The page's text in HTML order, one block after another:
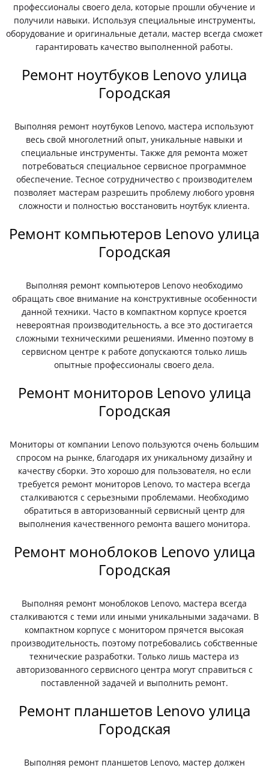
профессионалы своего дела, которые прошли обучение и
получили навыки. Используя специальные инструменты,
оборудование и оригинальные детали, мастер всегда сможет
гарантировать качество выполненной работы.
Ремонт ноутбуков Lenovo улица
Городская
Выполняя ремонт ноутбуков Lenovo, мастера используют
весь свой многолетний опыт, уникальные навыки и
специальные инструменты. Также для ремонта может
потребоваться специальное сервисное программное
обеспечение. Тесное сотрудничество с производителем
позволяет мастерам разрешить проблему любого уровня
сложности и полностью восстановить ноутбук клиента.
Ремонт компьютеров Lenovo улица
Городская
Выполняя ремонт компьютеров Lenovo необходимо
обращать свое внимание на конструктивные особенности
данной техники. Часто в компактном корпусе кроется
невероятная производительность, а все это достигается
сложными техническими решениями. Именно поэтому в
сервисном центре к работе допускаются только лишь
опытные профессионалы своего дела.
Ремонт мониторов Lenovo улица
Городская
Мониторы от компании Lenovo пользуются очень большим
спросом на рынке, благодаря их уникальному дизайну и
качеству сборки. Это хорошо для пользователя, но если
требуется ремонт мониторов Lenovo, то мастера всегда
сталкиваются с серьезными проблемами. Необходимо
обратиться в авторизованный сервисный центр для
выполнения качественного ремонта вашего монитора.
Ремонт моноблоков Lenovo улица
Городская
Выполняя ремонт моноблоков Lenovo, мастера всегда
сталкиваются с теми или иными уникальными задачами. В
компактном корпусе с монитором прячется высокая
производительность, поэтому потребовались собственные
технические разработки. Только лишь мастера из
авторизованного сервисного центра могут справиться с
поставленной задачей и выполнить ремонт.
Ремонт планшетов Lenovo улица
Городская
Выполняя ремонт планшетов Lenovo, мастер должен